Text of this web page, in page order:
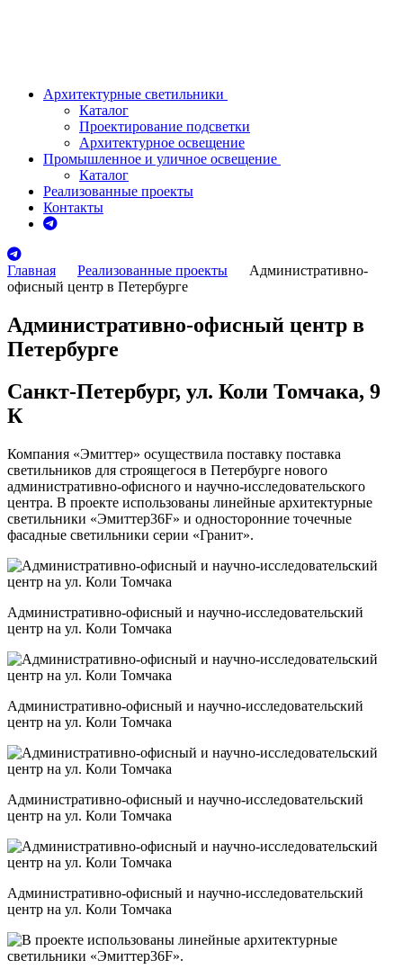
Архитектурные светильники
Каталог
Проектирование подсветки
Архитектурное освещение
Промышленное и уличное освещение
Каталог
Реализованные проекты
Контакты
Главная Реализованные проекты
Административно-
офисный центр в Петербурге
Административно-офисный центр в
Петербурге
Санкт-Петербург, ул. Коли Томчака, 9
К
Компания «Эмиттер» осуществила поставку поставка
светильников для строящегося в Петербурге нового
административно-офисного и научно-исследовательского
центра. В проекте использованы линейные архитектурные
светильники «Эмиттер36F» и односторонние точечные
фасадные светильники серии «Гранит».
Административно-офисный и научно-исследовательский
центр на ул. Коли Томчака
Административно-офисный и научно-исследовательский
центр на ул. Коли Томчака
Административно-офисный и научно-исследовательский
центр на ул. Коли Томчака
Административно-офисный и научно-исследовательский
центр на ул. Коли Томчака